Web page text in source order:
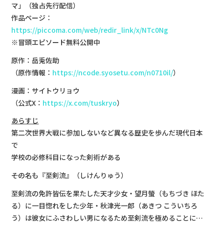
マ」（独占先行配信）
作品ページ：
https://piccoma.com/web/redir_link/x/NTc0Ng
※冒頭エピソード無料公開中
原作：岳兎佐助
（原作情報： https://ncode.syosetu.com/n0710il/）
漫画：サイトウリョウ
（公式X： https://x.com/tuskryo）
あらすじ
第二次世界大戦に参加しないなど異なる歴史を歩んだ現代日本
で
学校の必修科目になった剣術がある
――その名も『至剣流』（しけんりゅう）
至剣流の免許皆伝を果たした天才少女・望月螢（もちづき ほた
る）に一目惚れをした少年・秋津光一郎（あきつ こういちろ
う）は彼女にふさわしい男になるため至剣流を極めることに…